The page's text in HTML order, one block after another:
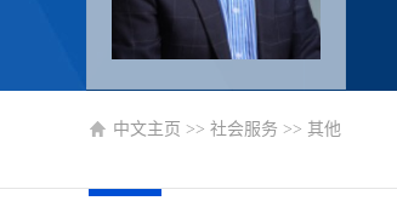
中文主页 >> 社会服务 >> 其他